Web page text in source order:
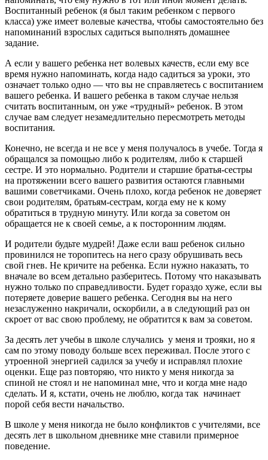
Воспитанный ребенок (я был таким ребенком с первого
класса) уже имеет волевые качества, чтобы самостоятельно без
напоминаний взрослых садиться выполнять домашнее
задание.
А если у вашего ребенка нет волевых качеств, если ему все
время нужно напоминать, когда надо садиться за уроки, это
означает только одно — что вы не справляетесь с воспитанием
вашего ребенка. И вашего ребенка в таком случае нельзя
считать воспитанным, он уже «трудный» ребенок. В этом
случае вам следует незамедлительно пересмотреть методы
воспитания.
Конечно, не всегда и не все у меня получалось в учебе. Тогда я
обращался за помощью либо к родителям, либо к старшей
сестре. И это нормально. Родители и старшие братья-сестры
на протяжении всего вашего развития остаются главными
вашими советчиками. Очень плохо, когда ребенок не доверяет
свои родителям, братьям-сестрам, когда ему не к кому
обратиться в трудную минуту. Или когда за советом он
обращается не к своей семье, а к посторонним людям.
И родители будьте мудрей! Даже если ваш ребенок сильно
провинился не торопитесь на него сразу обрушивать весь
свой гнев. Не кричите на ребенка. Если нужно наказать, то
вначале во всем детально разберитесь. Потому что наказывать
нужно только по справедливости. Будет гораздо хуже, если вы
потеряете доверие вашего ребенка. Сегодня вы на него
незаслуженно накричали, оскорбили, а в следующий раз он
скроет от вас свою проблему, не обратится к вам за советом.
За десять лет учебы в школе случались у меня и трояки, но я
сам по этому поводу больше всех переживал. После этого с
утроенной энергией садился за учебу и исправлял плохие
оценки. Еще раз повторяю, что никто у меня никогда за
спиной не стоял и не напоминал мне, что и когда мне надо
сделать. И я, кстати, очень не люблю, когда так начинает
порой себя вести начальство.
В школе у меня никогда не было конфликтов с учителями, все
десять лет в школьном дневнике мне ставили примерное
поведение.